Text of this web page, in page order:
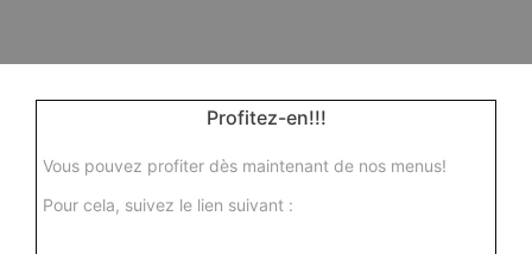
Profitez-en!!!
Vous pouvez profiter dès maintenant de nos menus!
Pour cela, suivez le lien suivant :